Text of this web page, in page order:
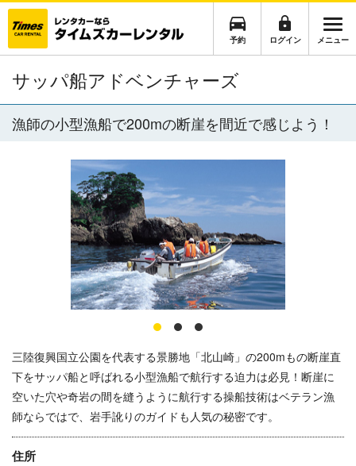
予約 ログイン メニュー
サッパ船アドベンチャーズ
漁師の小型漁船で200mの断崖を間近で感じよう！
三陸復興国立公園を代表する景勝地「北山崎」の200mもの断崖直
下をサッパ船と呼ばれる小型漁船で航行する迫力は必見！断崖に
空いた穴や奇岩の間を縫うように航行する操船技術はベテラン漁
師ならではで、岩手訛りのガイドも人気の秘密です。
住所